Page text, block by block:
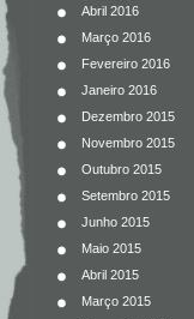
Abril 2016
Março 2016
Fevereiro 2016
Janeiro 2016
Dezembro 2015
Novembro 2015
Outubro 2015
Setembro 2015
Junho 2015
Maio 2015
Abril 2015
Março 2015